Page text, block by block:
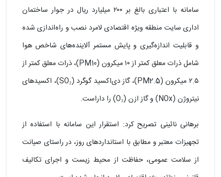
سامانه با اعتباری بالغ بر ۲۰۰ میلیارد ریال در جوار ساختمان
اداری سایت منطقه ویژه اقتصادی لامرد نصب و راه‌اندازی شده
و قابلیت اندازه‌گیری و پایش مستمر آلاینده‌های شاخص هوا
شامل ذرات معلق کمتر از ۱۰ میکرون (PM10)، ذرات معلق کمتر از
٢.۵ میکرون (PM2.5)، گاز دی‌اکسید گوگرد (SO₂)، اکسیدهای
نیتروژن (NOx) و گاز ازن (O₃) را داراست.
برهانی نائینی تصریح کرد: استقرار این سامانه با استفاده از
تجهیزات معتبر و مطابق با استانداردهای روز، در راستای صیانت
از سلامت عمومی، حفاظت از محیط زیست و اجرای تکالیف